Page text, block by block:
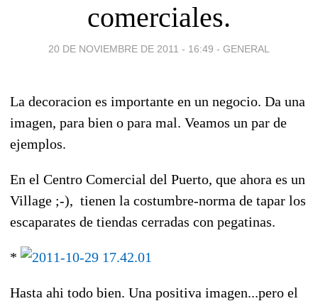
comerciales.
20 DE NOVIEMBRE DE 2011 - 16:49 - GENERAL
La decoracion es importante en un negocio. Da una
imagen, para bien o para mal. Veamos un par de
ejemplos.
En el Centro Comercial del Puerto, que ahora es un
Village ;-), tienen la costumbre-norma de tapar los
escaparates de tiendas cerradas con pegatinas.
*
Hasta ahi todo bien. Una positiva imagen...pero el